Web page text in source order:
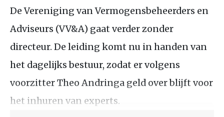
De Vereniging van Vermogensbeheerders en
Adviseurs (VV&A) gaat verder zonder
directeur. De leiding komt nu in handen van
het dagelijks bestuur, zodat er volgens
voorzitter Theo Andringa geld over blijft voor
het inhuren van experts.